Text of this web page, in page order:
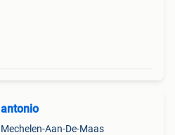
antonio
Mechelen-Aan-De-Maas